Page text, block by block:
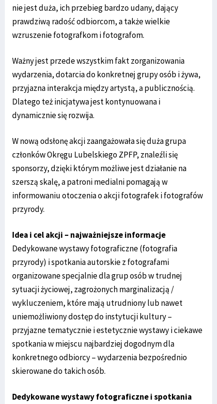
nie jest duża, ich przebieg bardzo udany, dający
prawdziwą radość odbiorcom, a także wielkie
wzruszenie fotografkom i fotografom.
Ważny jest przede wszystkim fakt zorganizowania
wydarzenia, dotarcia do konkretnej grupy osób i żywa,
przyjazna interakcja między artystą, a publicznością.
Dlatego też inicjatywa jest kontynuowana i
dynamicznie się rozwija.
W nową odsłonę akcji zaangażowała się duża grupa
członków Okręgu Lubelskiego ZPFP, znaleźli się
sponsorzy, dzięki którym możliwe jest działanie na
szerszą skalę, a patroni medialni pomagają w
informowaniu otoczenia o akcji fotografek i fotografów
przyrody.
Idea i cel akcji – najważniejsze informacje
Dedykowane wystawy fotograficzne (fotografia
przyrody) i spotkania autorskie z fotografami
organizowane specjalnie dla grup osób w trudnej
sytuacji życiowej, zagrożonych marginalizacją /
wykluczeniem, które mają utrudniony lub nawet
uniemożliwiony dostęp do instytucji kultury –
przyjazne tematycznie i estetycznie wystawy i ciekawe
spotkania w miejscu najbardziej dogodnym dla
konkretnego odbiorcy – wydarzenia bezpośrednio
skierowane do takich osób.
Dedykowane wystawy fotograficzne i spotkania